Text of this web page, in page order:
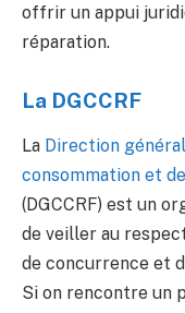
offrir un appui
réparation.
La DGCCRF
La Direction
consommation et
(DGCCRF) est un
de veiller au
de concurrence et
Si on rencontre un